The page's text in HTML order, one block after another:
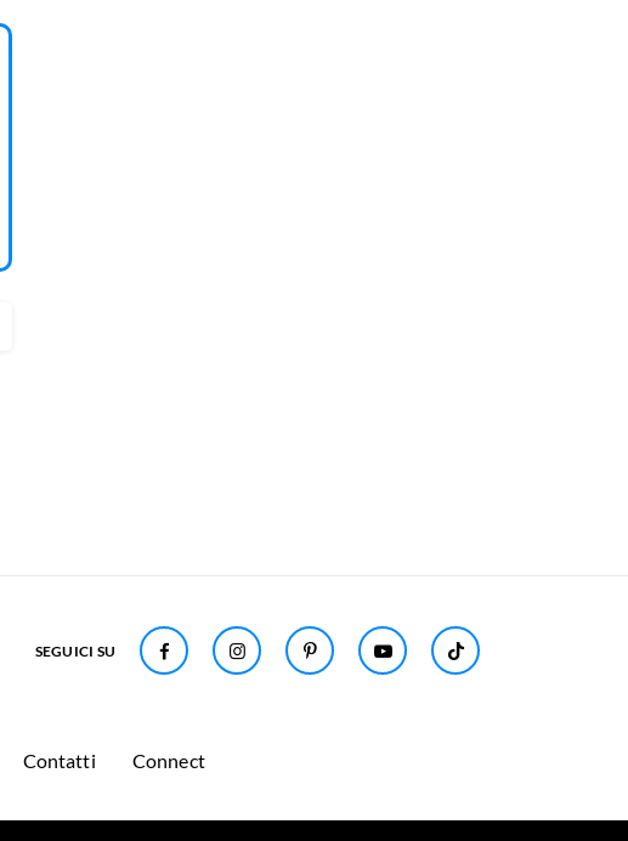
SEGUICI SU
Contatti Connect